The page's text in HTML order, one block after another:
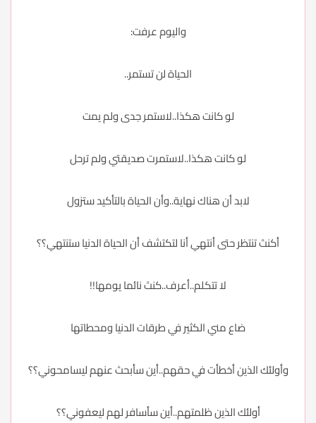
واليوم عرفت:
الحياة لن تستمر..
لو كانت هكذا..لاستمر جدى ولم يمت
لو كانت هكذا..لاستمرت صديقتي ولم ترحل
لابد أن هناك نهاية..وأن الحياة بالتأكيد ستزول
أكنتَ تنتظر حتى أنتهي أنا لتكتشف أن الحياة الدنيا ستنتهي؟؟
لا تتكلم..أعرف..كنتَ نائما يومها!!
ضاع مني الكثير في طرقات الدنيا ومحطاتها
وأولئك الذين أخطأت في حقهم..أين سأبحث عنهم ليسامحوني؟؟
أولئك الذين ظلمتهم..أين سأسافر لهم ليعفوني؟؟